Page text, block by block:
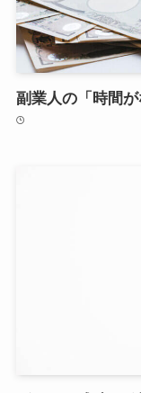
副業人の「時間